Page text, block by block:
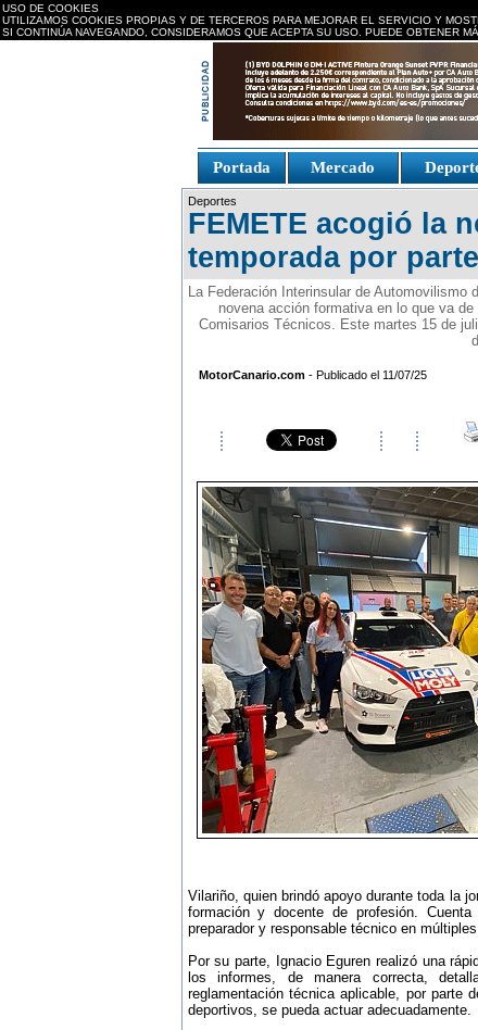
USO DE COOKIES
UTILIZAMOS COOKIES PROPIAS Y DE TERCEROS PARA MEJORAR EL SERVICIO Y
SI CONTINÚA NAVEGANDO, CONSIDERAMOS QUE ACEPTA SU USO. PUEDE OBTENER
Portada Mercado
Fake Watches
Deportes
FEMETE acogió la
temporada por
La Federación Interinsular de Automovilismo
novena acción formativa en lo que va
Comisarios Técnicos. Este martes 15 de
MotorCanario.com- Publicado el 11/07/25
Vilariño, quien brindó apoyo durante toda la
formación y docente de profesión.
preparador y responsable técnico en
Por su parte, Ignacio Eguren realizó una
los informes, de manera correcta,
reglamentación técnica aplicable, por parte
deportivos, se pueda actuar adecuadamente.